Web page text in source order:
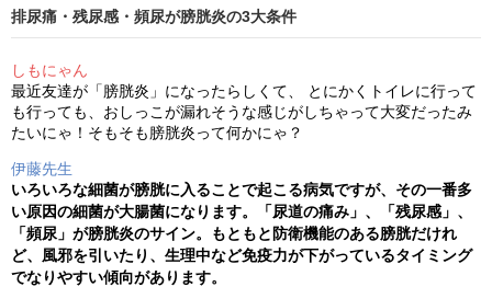
排尿痛・残尿感・頻尿が膀胱炎の3大条件
しもにゃん
最近友達が「膀胱炎」になったらしくて、 とにかくトイレに行って
も行っても、おしっこが漏れそうな感じがしちゃって大変だったみ
たいにゃ！そもそも膀胱炎って何かにゃ？
伊藤先生
いろいろな細菌が膀胱に入ることで起こる病気ですが、その一番多
い原因の細菌が大腸菌になります。「尿道の痛み」、「残尿感」、
「頻尿」が膀胱炎のサイン。もともと防衛機能のある膀胱だけれ
ど、風邪を引いたり、生理中など免疫力が下がっているタイミング
でなりやすい傾向があります。